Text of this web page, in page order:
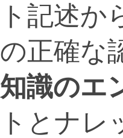
ト記述
の正確な
知識のエ
トとナ